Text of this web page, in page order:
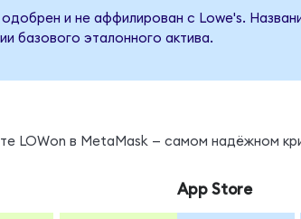
и не аффилирован с Lowe's.
базового эталонного актива.
LOWon в MetaMask — самом надёжном
App Store